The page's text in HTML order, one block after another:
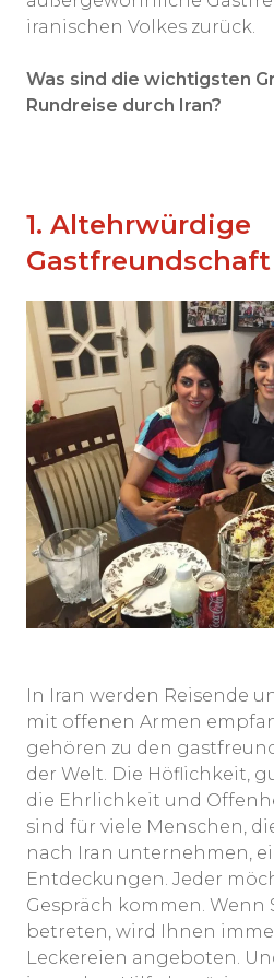
iranischen Volkes zurück.
Was sind die wichtigsten
Rundreise durch Iran?
1. Altehrwürdige
Gastfreundschaft
In Iran werden Reisende
mit offenen Armen
gehören zu den
der Welt. Die Höflichkeit,
die Ehrlichkeit und
sind für viele Menschen,
nach Iran unternehmen,
Entdeckungen. Jeder
Gespräch kommen. Wenn
betreten, wird Ihnen
Leckereien angeboten.